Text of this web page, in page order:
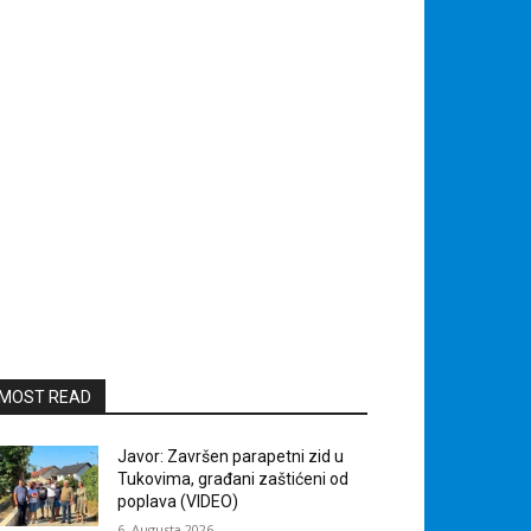
READ
Javor: Završen parapetni zid u
Tukovima, građani zaštićeni od
poplava (VIDEO)